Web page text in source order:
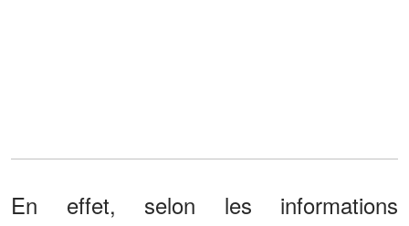
En effet, selon les informations